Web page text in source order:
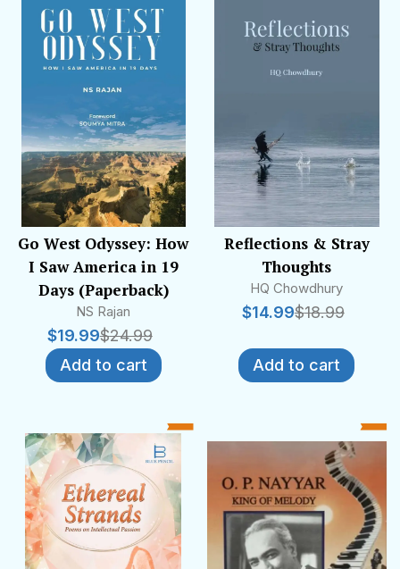
Go West Odyssey: How
I Saw America in 19
Days (Paperback)
NS Rajan
$24.99
$19.99
Add to cart
Reflections & Stray
Thoughts
HQ Chowdhury
$18.99
$14.99
Add to cart